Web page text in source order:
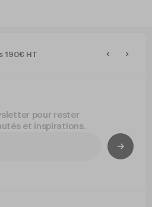
190€ HT
pour rester
et inspirations.